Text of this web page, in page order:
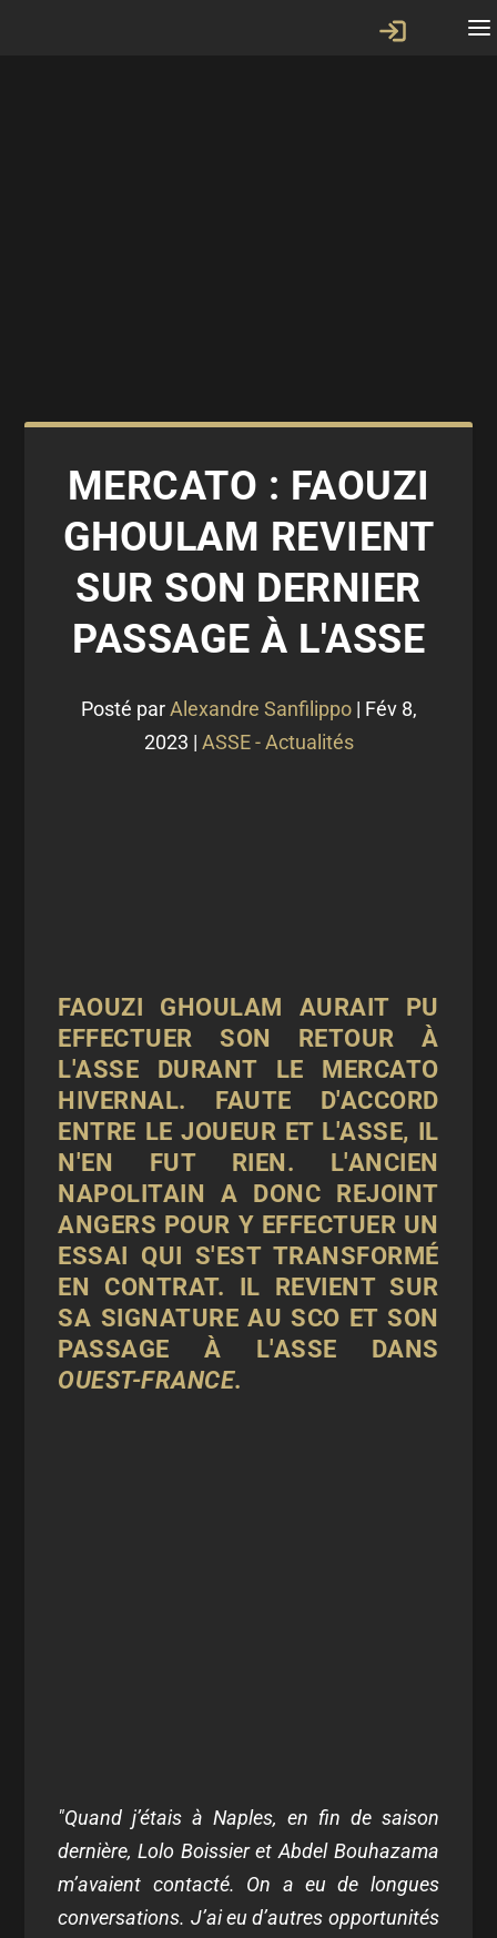
MERCATO : FAOUZI
GHOULAM REVIENT
SUR SON DERNIER
PASSAGE À L'ASSE
Posté parAlexandre Sanfilippo| Fév 8,
2023 | ASSE - Actualités
FAOUZI GHOULAM AURAIT PU
EFFECTUER SON RETOUR À
L'ASSE DURANT LE MERCATO
HIVERNAL. FAUTE D'ACCORD
ENTRE LE JOUEUR ET L'ASSE, IL
N'EN FUT RIEN. L'ANCIEN
NAPOLITAIN A DONC REJOINT
ANGERS POUR Y EFFECTUER UN
ESSAI QUI S'EST TRANSFORMÉ
EN CONTRAT. IL REVIENT SUR
SA SIGNATURE AU SCO ET SON
PASSAGE À L'ASSE DANS
OUEST-FRANCE.
"Quand j’étais à Naples, en fin de saison
dernière, Lolo Boissier et Abdel Bouhazama
m’avaient contacté. On a eu de longues
conversations. J’ai eu d’autres opportunités